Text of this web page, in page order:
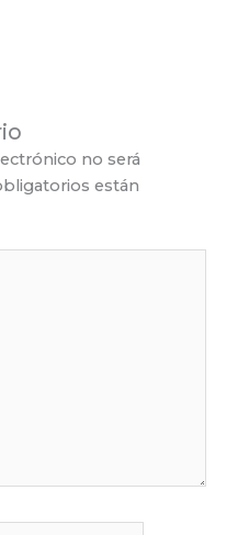
no será
están